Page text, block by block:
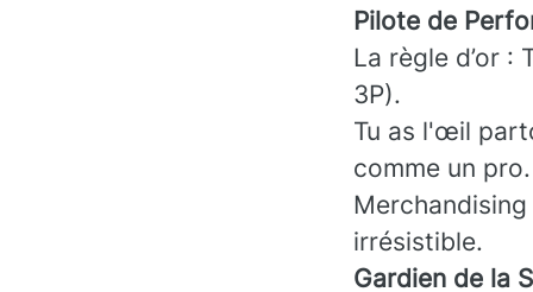
Pilote de
La règle d’or :
3P).
Tu as l'œil
comme un pro.
irrésistible.
Gardien de la